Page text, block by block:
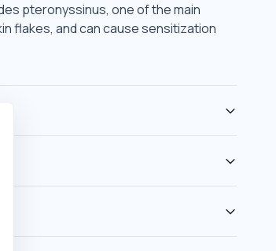
pteronyssinus, one of the main
flakes, and can cause sensitization